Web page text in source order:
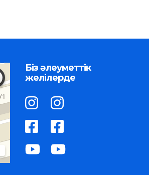
Біз әлеуметтік
желілерде